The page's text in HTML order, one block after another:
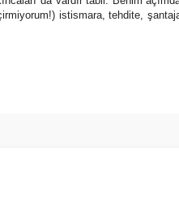
istismara, tehdite,